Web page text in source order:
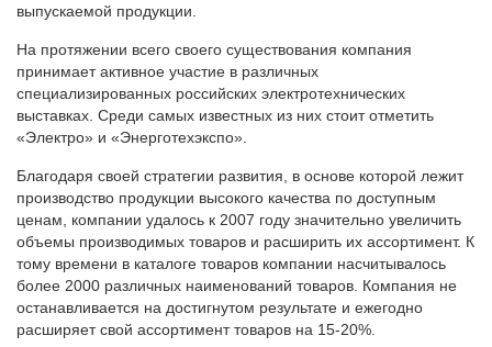
выпускаемой продукции.
На протяжении всего своего существования компания
принимает активное участие в различных
специализированных российских электротехнических
выставках. Среди самых известных из них стоит отметить
«Электро» и «Энерготехэкспо».
Благодаря своей стратегии развития, в основе которой лежит
производство продукции высокого качества по доступным
ценам, компании удалось к 2007 году значительно увеличить
объемы производимых товаров и расширить их ассортимент. К
тому времени в каталоге товаров компании насчитывалось
более 2000 различных наименований товаров. Компания не
останавливается на достигнутом результате и ежегодно
расширяет свой ассортимент товаров на 15-20%.